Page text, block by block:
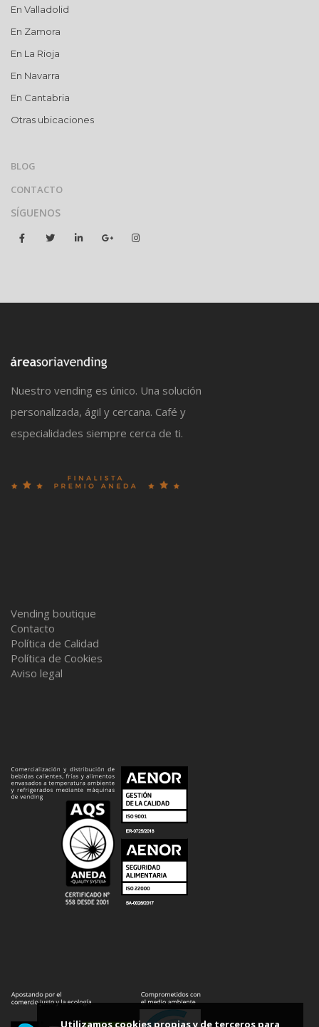
En Valladolid
En Zamora
En La Rioja
En Navarra
En Cantabria
Otras ubicaciones
BLOG
CONTACTO
SÍGUENOS
Nuestro vending es único. Una solución
personalizada, ágil y cercana. Café y
especialidades siempre cerca de ti.
Vending boutique
Contacto
Política de Calidad
Política de Cookies
Aviso legal
Utilizamos cookies propias y de terceros para